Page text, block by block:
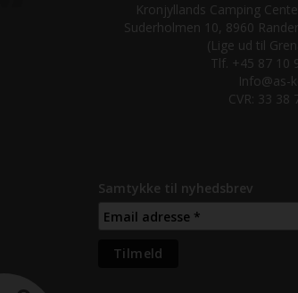
Kronjyllands Camping
Suderholmen 10, 8960
(Lige ud til
Tlf. +45 87 10
Info@as-
CVR: 33 38
Samtykke til nyhedsbrev